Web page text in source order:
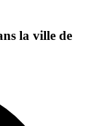
la ville de